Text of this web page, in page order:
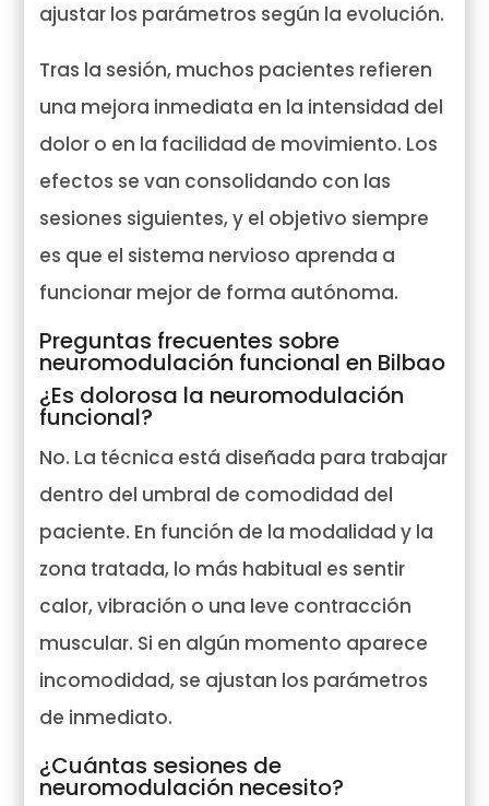
ajustar los parámetros según la evolución.
Tras la sesión, muchos pacientes refieren
una mejora inmediata en la intensidad del
dolor o en la facilidad de movimiento. Los
efectos se van consolidando con las
sesiones siguientes, y el objetivo siempre
es que el sistema nervioso aprenda a
funcionar mejor de forma autónoma.
Preguntas frecuentes sobre
neuromodulación funcional en Bilbao
¿Es dolorosa la neuromodulación
funcional?
No. La técnica está diseñada para trabajar
dentro del umbral de comodidad del
paciente. En función de la modalidad y la
zona tratada, lo más habitual es sentir
calor, vibración o una leve contracción
muscular. Si en algún momento aparece
incomodidad, se ajustan los parámetros
de inmediato.
¿Cuántas sesiones de
neuromodulación necesito?